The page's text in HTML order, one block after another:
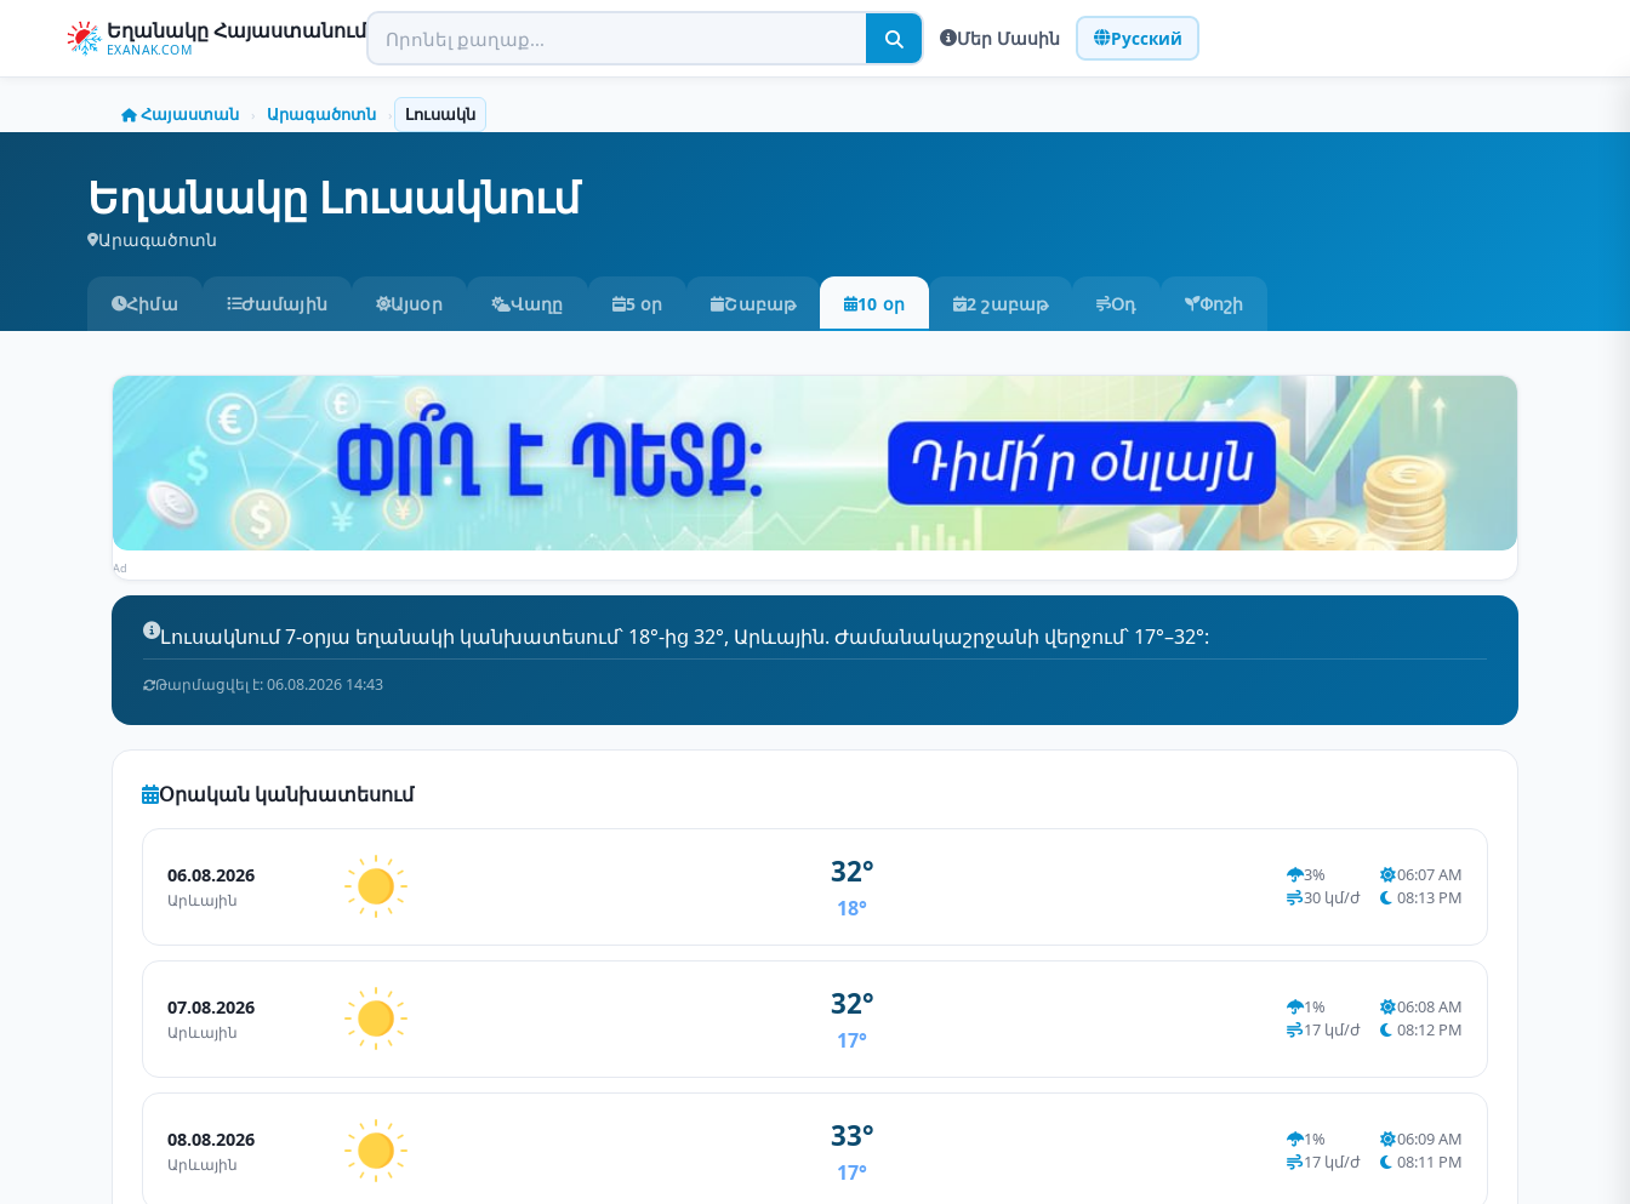
Եղանակը Հայաստանում
EXANAK.COM
Մեր Մասին Русский
Հայաստան › Արագածոտն › Լուսակն
Եղանակը Լուսակնում
Արագածոտն
Հիմա Ժամային Այսօր Վաղը 5 օր Շաբաթ 10 օր 2 շաբաթ Օդ Փոշի
Ad
Լուսակնում 7-օրյա եղանակի կանխատեսում՝ 18°-ից 32°, Արևային. Ժամանակաշրջանի վերջում՝ 17°–32°:
Թարմացվել է: 06.08.2026 14:43
Օրական կանխատեսում
06.08.2026
Արևային
32°
18°
3%
30 կմ/ժ
06:07 AM
08:13 PM
07.08.2026
Արևային
32°
17°
1%
17 կմ/ժ
06:08 AM
08:12 PM
08.08.2026
Արևային
33°
17°
1%
17 կմ/ժ
06:09 AM
08:11 PM